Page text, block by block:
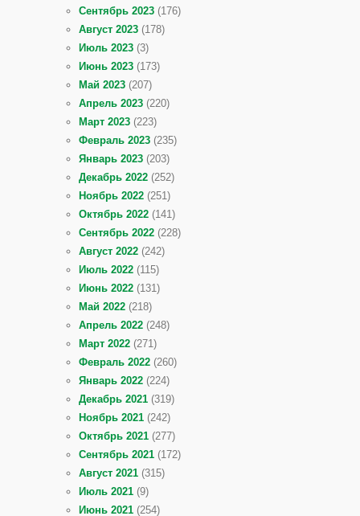
Сентябрь 2023 (176)
Август 2023 (178)
Июль 2023 (3)
Июнь 2023 (173)
Май 2023 (207)
Апрель 2023 (220)
Март 2023 (223)
Февраль 2023 (235)
Январь 2023 (203)
Декабрь 2022 (252)
Ноябрь 2022 (251)
Октябрь 2022 (141)
Сентябрь 2022 (228)
Август 2022 (242)
Июль 2022 (115)
Июнь 2022 (131)
Май 2022 (218)
Апрель 2022 (248)
Март 2022 (271)
Февраль 2022 (260)
Январь 2022 (224)
Декабрь 2021 (319)
Ноябрь 2021 (242)
Октябрь 2021 (277)
Сентябрь 2021 (172)
Август 2021 (315)
Июль 2021 (9)
Июнь 2021 (254)